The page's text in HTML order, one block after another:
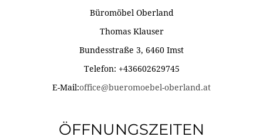
Büromöbel Oberland
Thomas Klauser
Bundesstraße 3, 6460 Imst
Telefon: +436602629745
E-Mail:office@bueromoebel-oberland.at
ÖFFNUNGSZEITEN